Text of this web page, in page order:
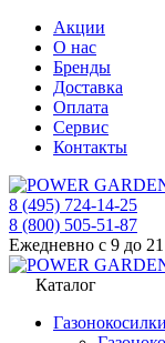
Акции
О нас
Бренды
Доставка
Оплата
Сервис
Контакты
8 (495) 724-14-25
8 (800) 505-51-87
Ежедневно с 9 до 21
Каталог